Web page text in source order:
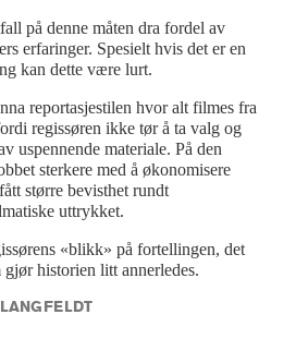
på denne måten dra fordel av
erfaringer. Spesielt hvis det er en
kan dette være lurt.
reportasjestilen hvor alt filmes fra
regissøren ikke tør å ta valg og
uspennende materiale. På den
sterkere med å økonomisere
større bevisthet rundt
uttrykket.
«blikk» på fortellingen, det
historien litt annerledes.